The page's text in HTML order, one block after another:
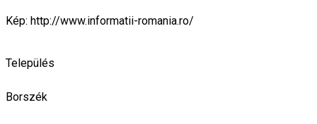
Kép: http://www.informatii-romania.ro/
Település
Borszék